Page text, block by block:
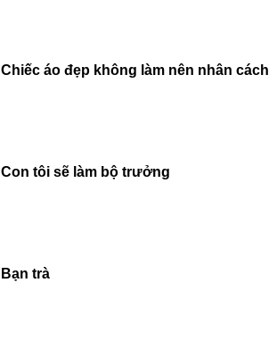
Chiếc áo đẹp không làm nên nhân cách
Con tôi sẽ làm bộ trưởng
Bạn trà